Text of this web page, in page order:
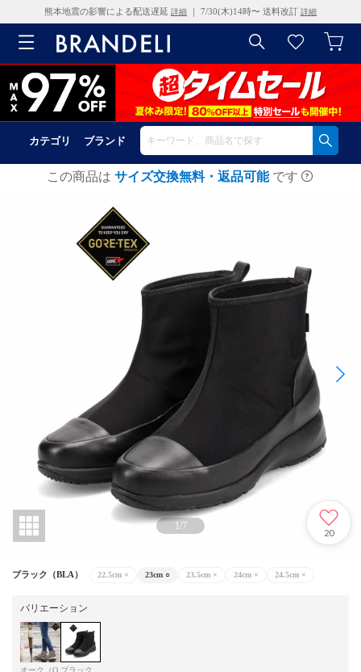
熊本地震の影響による配送遅延 詳細 ｜ 7/30(木)14時〜 送料改訂 詳細
カテゴリ ブランド
この商品は サイズ交換無料・返品可能 です
1/7
20
ブラック（BLA） 22.5cm × 23cm ○ 23.5cm × 24cm × 24.5cm ×
バリエーション
オーク（O ブラック